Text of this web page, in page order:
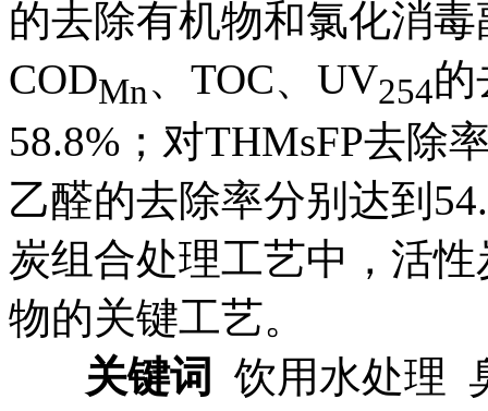
的去除有机物和氯化消
CODMn、TOC、UV254的
58.8%；对THMsFP去除
乙醛的去除率分别达到
炭组合处理工艺中，活
物的关键工艺。
关键词 饮用水处理